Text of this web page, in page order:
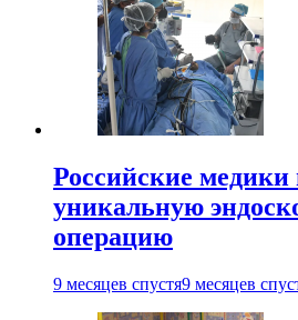
Российские медики
уникальную
операцию
9 месяцев спустя9 месяцев